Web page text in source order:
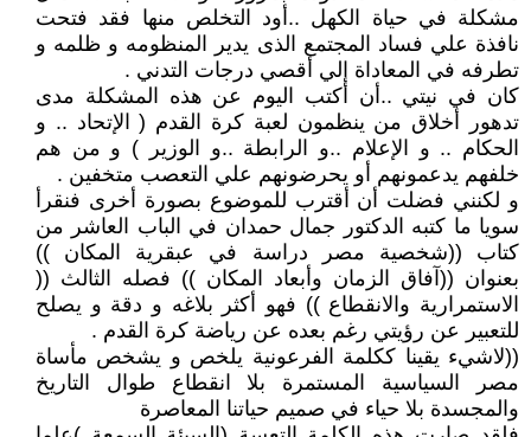
مشكلة في حياة الكهل ..أود التخلص منها فقد فتحت
نافذة علي فساد المجتمع الذى يدير المنظومه و ظلمه و
تطرفه في المعاداة إلي أقصي درجات التدني .
كان في نيتي ..أن أكتب اليوم عن هذه المشكلة مدى
تدهور أخلاق من ينظمون لعبة كرة القدم ( الإتحاد .. و
الحكام .. و الإعلام ..و الرابطة ..و الوزير ) و من هم
خلفهم يدعمونهم أو يحرضونهم علي التعصب متخفين .
و لكنني فضلت أن أقترب للموضوع بصورة أخرى فنقرأ
سويا ما كتبه الدكتور جمال حمدان في الباب العاشر من
كتاب ((شخصية مصر دراسة في عبقرية المكان ))
بعنوان ((آفاق الزمان وأبعاد المكان )) فصله الثالث ((
الاستمرارية والانقطاع )) فهو أكثر بلاغه و دقة و يصلح
للتعبير عن رؤيتي رغم بعده عن رياضة كرة القدم .
((لاشيء يقينا ككلمة الفرعونية يلخص و يشخص مأساة
مصر السياسية المستمرة بلا انقطاع طوال التاريخ
والمجسدة بلا حياء في صميم حياتنا المعاصرة